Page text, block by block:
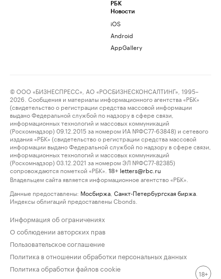
РБК
Новости
iOS
Android
AppGallery
© ООО «БИЗНЕСПРЕСС», АО «РОСБИЗНЕСКОНСАЛТИНГ», 1995–
2026. Сообщения и материалы информационного агентства «РБК»
(свидетельство о регистрации средства массовой информации
выдано Федеральной службой по надзору в сфере связи,
информационных технологий и массовых коммуникаций
(Роскомнадзор) 09.12.2015 за номером ИА №ФС77-63848) и сетевого
издания «РБК» (свидетельство о регистрации средства массовой
информации выдано Федеральной службой по надзору в сфере связи,
информационных технологий и массовых коммуникаций
(Роскомнадзор) 03.12.2021 за номером ЭЛ №ФС77-82385)
сопровождаются пометкой «РБК».
18+ letters@rbc.ru
Владельцем сайта является информационное агентство «РБК».
Данные предоставлены: Мосбиржа Санкт-Петербургская биржа
Индексы облигаций предоставлены Cbonds.
Информация об ограничениях
О соблюдении авторских прав
Пользовательское соглашение
Политика в отношении обработки персональных данных
Политика обработки файлов cookie
18+